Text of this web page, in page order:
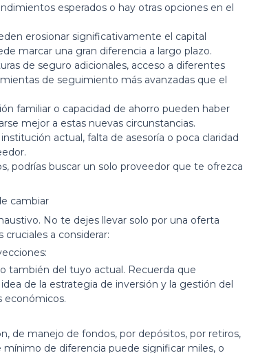
esperados o hay otras opciones en el
erosionar significativamente el capital
marcar una gran diferencia a largo plazo.
de seguro adicionales, acceso a diferentes
de seguimiento más avanzadas que el
familiar o capacidad de ahorro pueden haber
mejor a estas nuevas circunstancias.
actual, falta de asesoría o poca claridad
podrías buscar un solo proveedor que te ofrezca
cambiar
No te dejes llevar solo por una oferta
a considerar:
también del tuyo actual. Recuerda que
de la estrategia de inversión y la gestión del
económicos.
de manejo de fondos, por depósitos, por retiros,
de diferencia puede significar miles, o